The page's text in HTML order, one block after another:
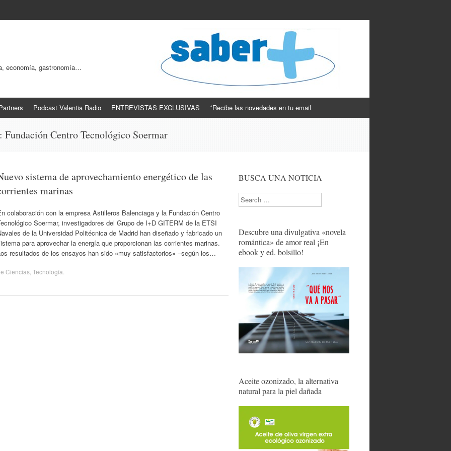
economía, gastronomía…
Podcast Valentia Radio ENTREVISTAS EXCLUSIVAS *Recibe las novedades en tu email
Fundación Centro Tecnológico Soermar
sistema de aprovechamiento energético de las
marinas
colaboración con la empresa Astilleros Balenciaga y la Fundación Centro
Soermar, investigadores del Grupo de I+D GITERM de la ETSI
de la Universidad Politécnica de Madrid han diseñado y fabricado un
para aprovechar la energía que proporcionan las corrientes marinas.
resultados de los ensayos han sido «muy satisfactorios» –según los…
Ciencias Tecnología
BUSCA UNA NOTICIA
Search
Descubre una divulgativa «novela
romántica» de amor real ¡En
ebook y ed. bolsillo!
Aceite ozonizado, la alternativa
natural para la piel dañada